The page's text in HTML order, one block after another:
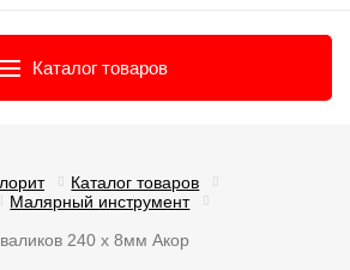
Каталог товаров
Каталог товаров
Малярный инструмент
240 х 8мм Акор